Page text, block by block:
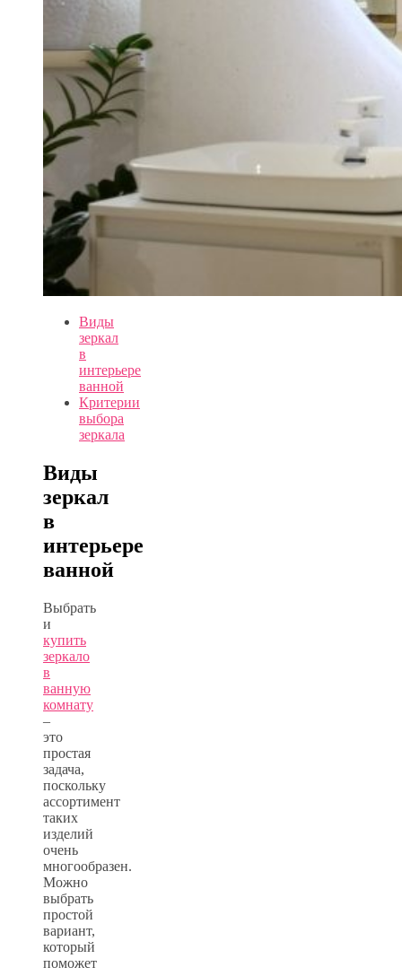
Виды
зеркал
в
интерьере
ванной
Критерии
выбора
зеркала
Виды
зеркал
в
интерьере
ванной
Выбрать
и
купить
зеркало
в
ванную
комнату
–
это
простая
задача,
поскольку
ассортимент
таких
изделий
очень
многообразен.
Можно
выбрать
простой
вариант,
который
поможет